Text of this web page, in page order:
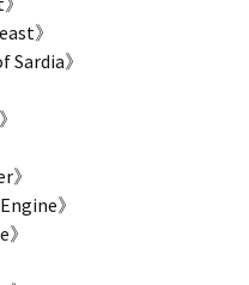
》
》
》